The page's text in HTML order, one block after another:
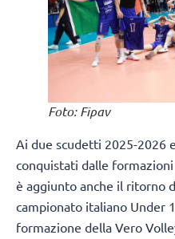
Foto: Fipav
Ai due scudetti 2025-2026
conquistati dalle formazioni
è aggiunto anche il ritorno
campionato italiano Under
formazione della Vero